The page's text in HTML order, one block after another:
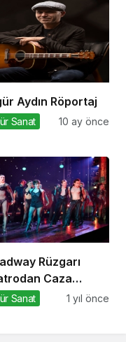
Aydın Röportaj
Sanat 10 ay önce
Rüzgarı
Caza
Bir Program
Sanat 1 yıl önce